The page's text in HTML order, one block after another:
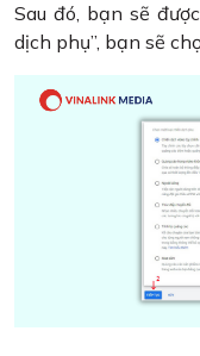
Sau đó, bạn sẽ
dịch phụ”, bạn sẽ